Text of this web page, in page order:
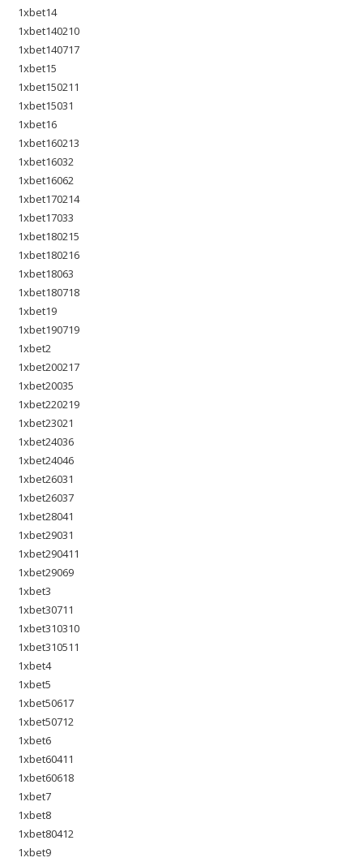
1xbet14
1xbet140210
1xbet140717
1xbet15
1xbet150211
1xbet15031
1xbet16
1xbet160213
1xbet16032
1xbet16062
1xbet170214
1xbet17033
1xbet180215
1xbet180216
1xbet18063
1xbet180718
1xbet19
1xbet190719
1xbet2
1xbet200217
1xbet20035
1xbet220219
1xbet23021
1xbet24036
1xbet24046
1xbet26031
1xbet26037
1xbet28041
1xbet29031
1xbet290411
1xbet29069
1xbet3
1xbet30711
1xbet310310
1xbet310511
1xbet4
1xbet5
1xbet50617
1xbet50712
1xbet6
1xbet60411
1xbet60618
1xbet7
1xbet8
1xbet80412
1xbet9